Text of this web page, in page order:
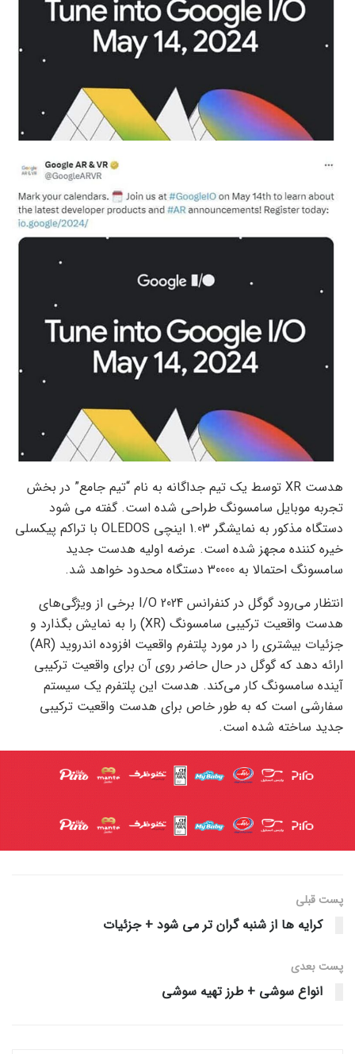
هدست XR توسط یک تیم جداگانه به نام “تیم جامع” در بخش
تجربه موبایل سامسونگ طراحی شده است. گفته می شود
دستگاه مذکور به نمایشگر 1.03 اینچی OLEDOS با تراکم پیکسلی
خیره کننده مجهز شده است. عرضه اولیه هدست جدید
سامسونگ احتمالا به 30000 دستگاه محدود خواهد شد.
انتظار می‌رود گوگل در کنفرانس I/O 2024 برخی از ویژگی‌های
هدست واقعیت ترکیبی سامسونگ (XR) را به نمایش بگذارد و
جزئیات بیشتری را در مورد پلتفرم واقعیت افزوده اندروید (AR)
ارائه دهد که گوگل در حال حاضر روی آن برای واقعیت ترکیبی
آینده سامسونگ کار می‌کند. هدست این پلتفرم یک سیستم
سفارشی است که به طور خاص برای هدست واقعیت ترکیبی
جدید ساخته شده است.
پست قبلی
کرایه ها از شنبه گران تر می شود + جزئیات
پست‌ بعدی
انواع سوشی + طرز تهیه سوشی